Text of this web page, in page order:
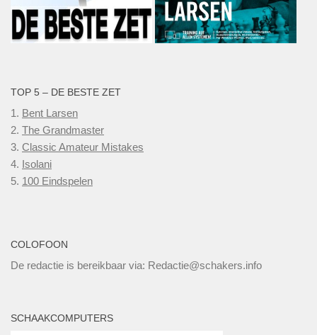
TOP 5 – DE BESTE ZET
1. Bent Larsen
2. The Grandmaster
3. Classic Amateur Mistakes
4. Isolani
5. 100 Eindspelen
COLOFOON
De redactie is bereikbaar via: Redactie@schakers.info
SCHAAKCOMPUTERS